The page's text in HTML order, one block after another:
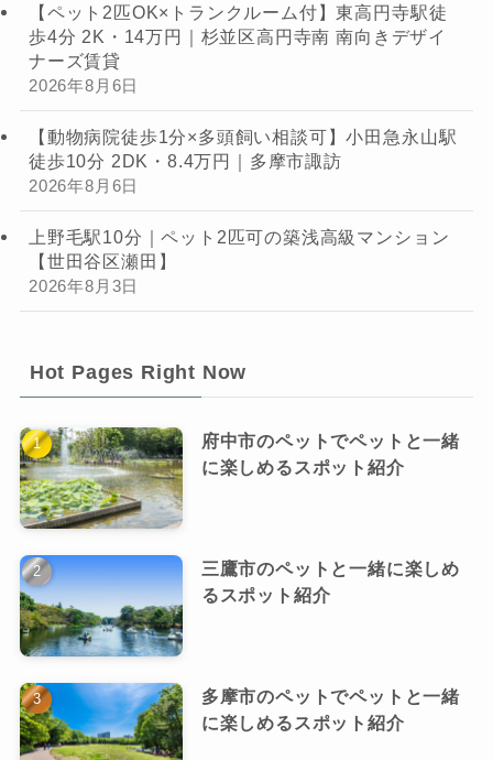
【ペット2匹OK×トランクルーム付】東高円寺駅徒
歩4分 2K・14万円｜杉並区高円寺南 南向きデザイ
ナーズ賃貸
2026年8月6日
【動物病院徒歩1分×多頭飼い相談可】小田急永山駅
徒歩10分 2DK・8.4万円｜多摩市諏訪
2026年8月6日
上野毛駅10分｜ペット2匹可の築浅高級マンション
【世田谷区瀬田】
2026年8月3日
Hot Pages Right Now
府中市のペットでペットと一緒
に楽しめるスポット紹介
三鷹市のペットと一緒に楽しめ
るスポット紹介
多摩市のペットでペットと一緒
に楽しめるスポット紹介